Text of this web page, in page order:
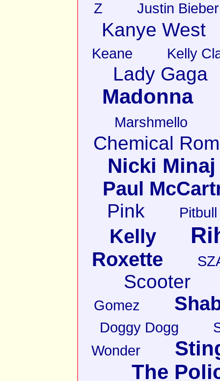
Z
Justin Bieber
Kanye West
Keane Kelly
Lady Gaga
Madonna
Marshmello
Chemical
Nicki Minaj
Paul
Pink Pitbull
Kelly
Roxette
Scooter
Gomez
Doggy Dogg
Wonder
The